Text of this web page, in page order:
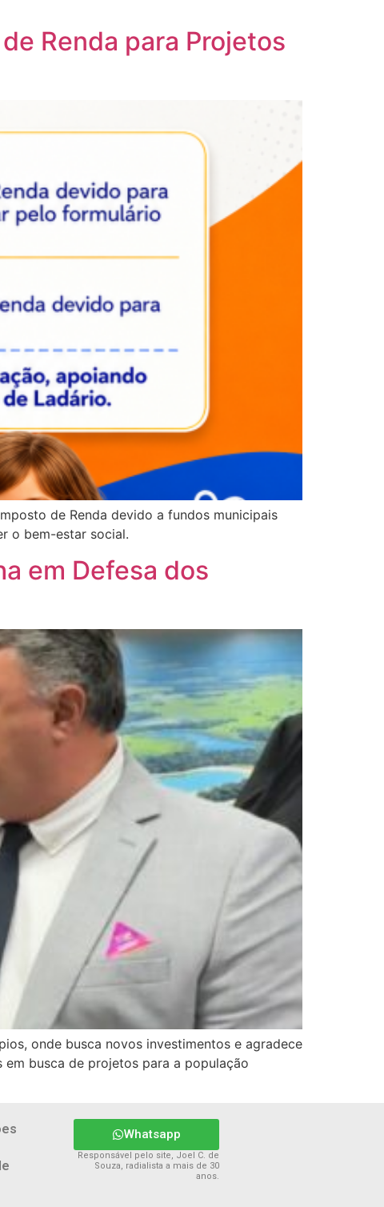
Renda para Projetos
de Renda devido a fundos municipais
o bem-estar social.
em Defesa dos
onde busca novos investimentos e agradece
busca de projetos para a população
Whatsapp
Responsável pelo site, Joel C. de
Souza, radialista a mais de 30
anos.